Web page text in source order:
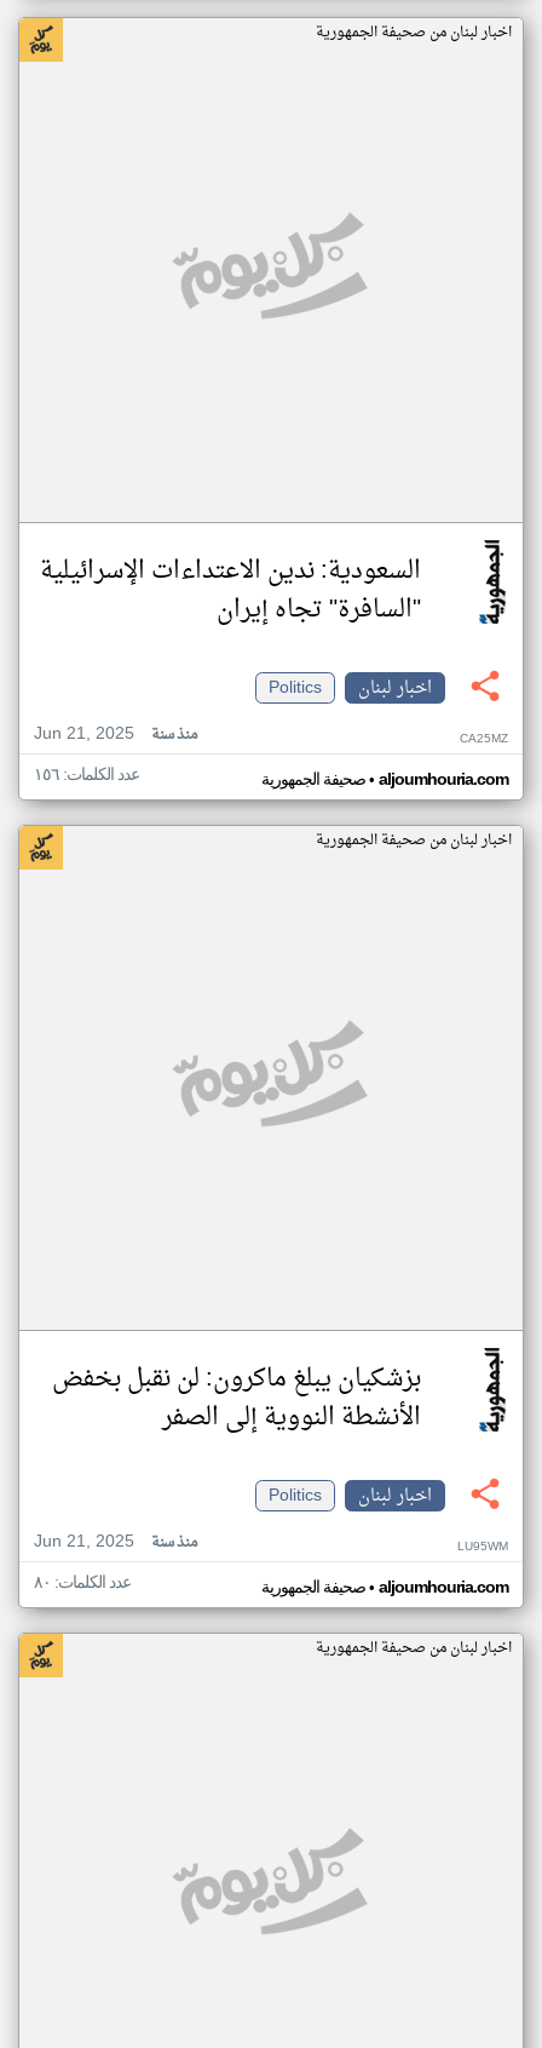
اخبار لبنان من صحيفة الجمهورية
السعودية: ندين الاعتداءات الإسرائيلية
"السافرة" تجاه إيران
اخبار لبنان
Politics
Jun 21, 2025
منذ سنة CA25MZ
صحيفة الجمهورية• aljoumhouria.com عدد الكلمات: ١٥٦
اخبار لبنان من صحيفة الجمهورية
بزشكيان يبلغ ماكرون: لن نقبل بخفض
الأنشطة النووية إلى الصفر
اخبار لبنان
Politics
Jun 21, 2025
منذ سنة LU95WM
صحيفة الجمهورية• aljoumhouria.com عدد الكلمات: ٨٠
اخبار لبنان من صحيفة الجمهورية